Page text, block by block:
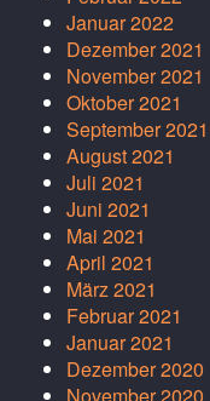
Januar 2022
Dezember 2021
November 2021
Oktober 2021
September 2021
August 2021
Juli 2021
Juni 2021
Mai 2021
April 2021
März 2021
Februar 2021
Januar 2021
Dezember 2020